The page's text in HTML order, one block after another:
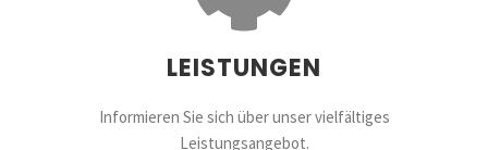
LEISTUNGEN
Informieren Sie sich über unser vielfältiges
Leistungsangebot.